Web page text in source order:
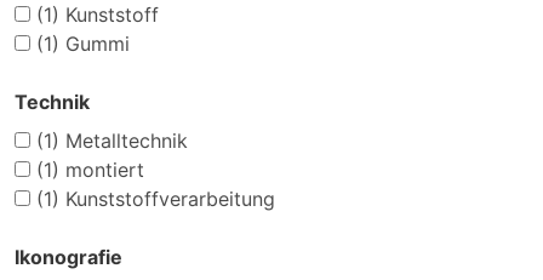
(1) Kunststoff
(1) Gummi
Technik
(1) Metalltechnik
(1) montiert
(1) Kunststoffverarbeitung
Ikonografie